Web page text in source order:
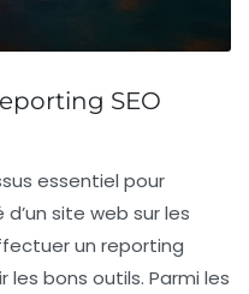
SEO
essentiel pour
site web sur les
un reporting
bons outils. Parmi les